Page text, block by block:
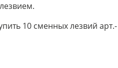
10 сменных лезвий арт.-